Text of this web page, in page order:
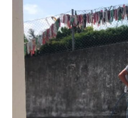
12
Acesso ao
Acesso aos
assinantes
Ofertas para